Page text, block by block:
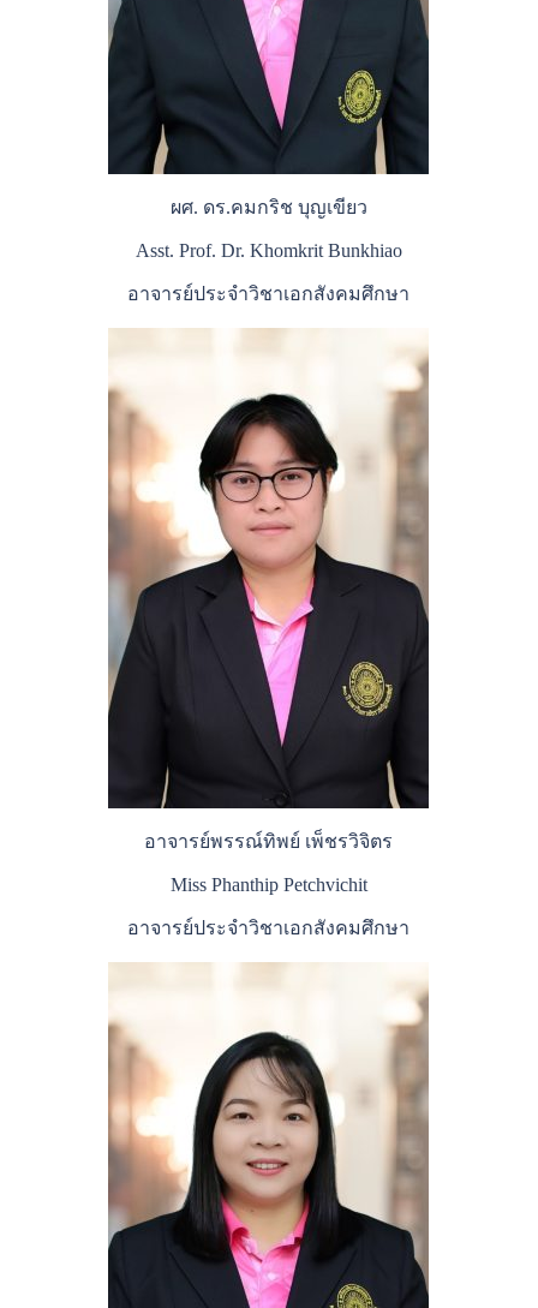
ผศ. ดร.คมกริช บุญเขียว
Asst. Prof. Dr. Khomkrit Bunkhiao
อาจารย์ประจำวิชาเอกสังคมศึกษา
อาจารย์พรรณ์ทิพย์ เพ็ชรวิจิตร
Miss Phanthip Petchvichit
อาจารย์ประจำวิชาเอกสังคมศึกษา